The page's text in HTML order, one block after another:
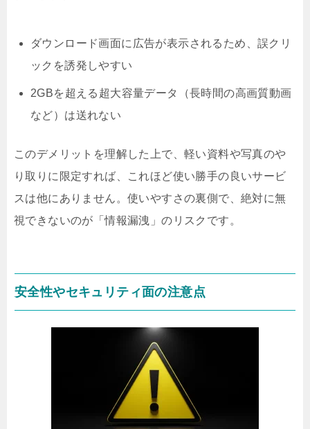
ダウンロード画面に広告が表示されるため、誤クリ
ックを誘発しやすい
2GBを超える超大容量データ（長時間の高画質動画
など）は送れない
このデメリットを理解した上で、軽い資料や写真のや
り取りに限定すれば、これほど使い勝手の良いサービ
スは他にありません。使いやすさの裏側で、絶対に無
視できないのが「情報漏洩」のリスクです。
安全性やセキュリティ面の注意点